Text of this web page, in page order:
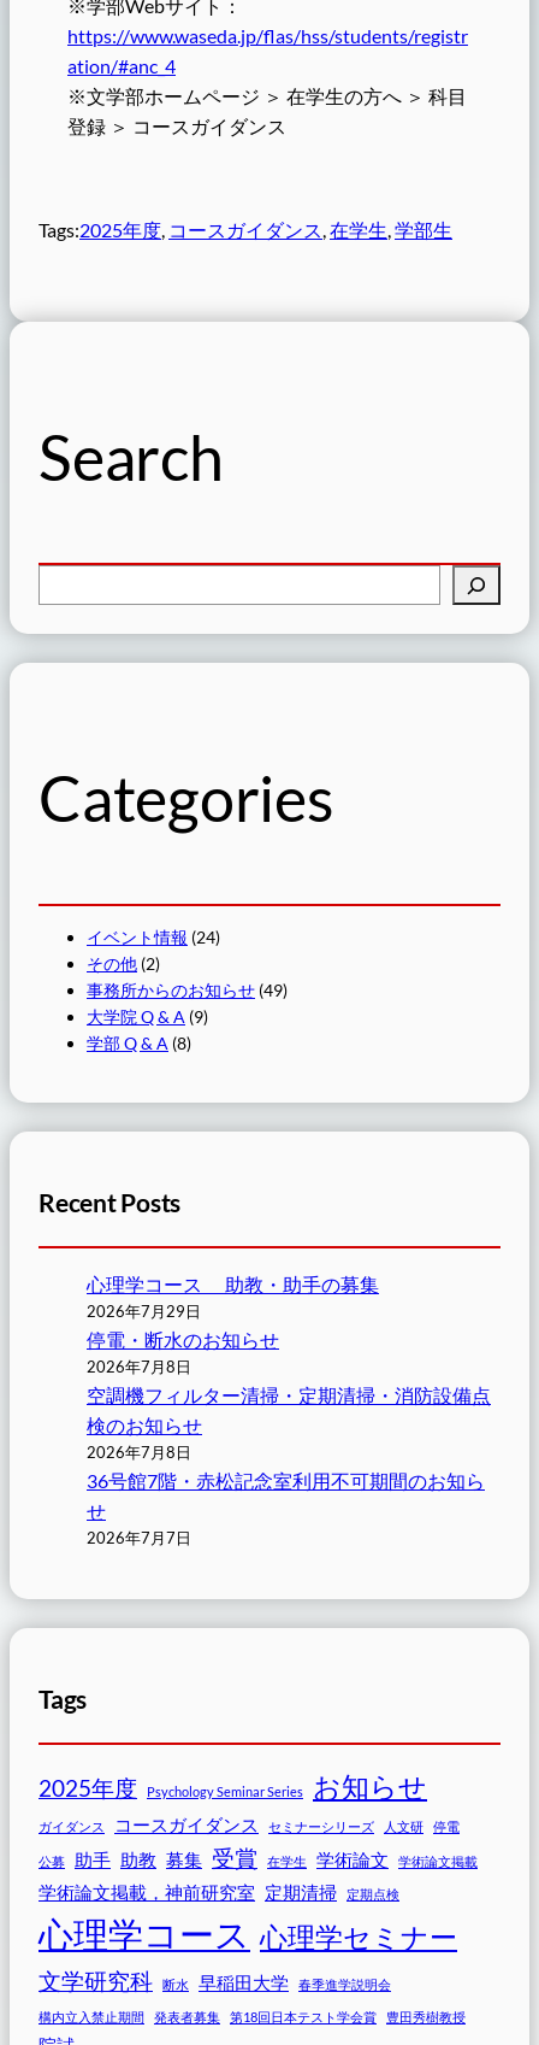
※学部Webサイト：
https://www.waseda.jp/flas/hss/students/registr
ation/#anc_4
※文学部ホームページ ＞ 在学生の方へ ＞ 科目
登録 ＞ コースガイダンス
Tags:2025年度, コースガイダンス, 在学生, 学部生
Search
索
Categories
イベント情報 (24)
その他 (2)
事務所からのお知らせ (49)
大学院 Q & A (9)
学部 Q & A (8)
Recent Posts
心理学コース 助教・助手の募集
2026年7月29日
停電・断水のお知らせ
2026年7月8日
空調機フィルター清掃・定期清掃・消防設備点
検のお知らせ
2026年7月8日
36号館7階・赤松記念室利用不可期間のお知ら
せ
2026年7月7日
Tags
2025年度 Psychology Seminar Series お知らせ
ガイダンス コースガイダンス セミナーシリーズ 人文研 停電
公募 助手 助教 募集 受賞 在学生 学術論文 学術論文掲載
学術論文掲載，神前研究室 定期清掃 定期点検
心理学コース 心理学セミナー
文学研究科 断水 早稲田大学 春季進学説明会
構内立入禁止期間 発表者募集 第18回日本テスト学会賞 豊田秀樹教授